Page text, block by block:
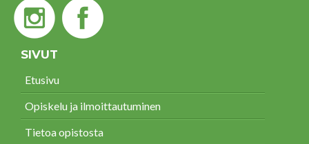
SIVUT
Etusivu
Opiskelu ja ilmoittautuminen
Tietoa opistosta